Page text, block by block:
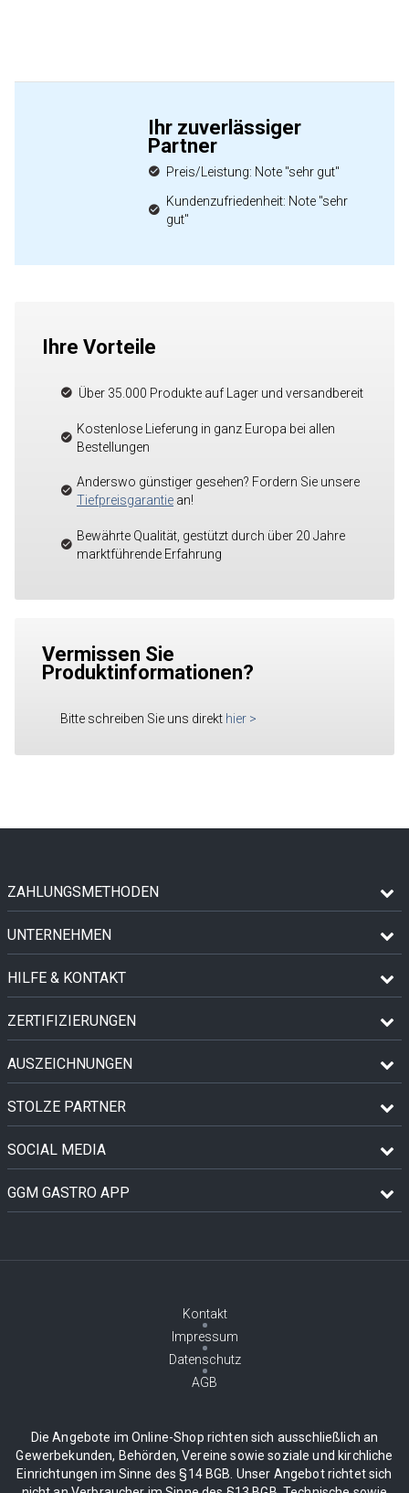
Ihr zuverlässiger
Partner
Preis/Leistung: Note "sehr gut"
Kundenzufriedenheit: Note "sehr
gut"
Ihre Vorteile
Über 35.000 Produkte auf Lager und versandbereit
Kostenlose Lieferung in ganz Europa bei allen
Bestellungen
Anderswo günstiger gesehen? Fordern Sie unsere
Tiefpreisgarantie an!
Bewährte Qualität, gestützt durch über 20 Jahre
marktführende Erfahrung
Vermissen Sie
Produktinformationen?
Bitte schreiben Sie uns direkt hier >
ZAHLUNGSMETHODEN
UNTERNEHMEN
HILFE & KONTAKT
ZERTIFIZIERUNGEN
AUSZEICHNUNGEN
STOLZE PARTNER
SOCIAL MEDIA
GGM GASTRO APP
Kontakt
Impressum
Datenschutz
AGB
Die Angebote im Online-Shop richten sich ausschließlich an
Gewerbekunden, Behörden, Vereine sowie soziale und kirchliche
Einrichtungen im Sinne des §14 BGB. Unser Angebot richtet sich